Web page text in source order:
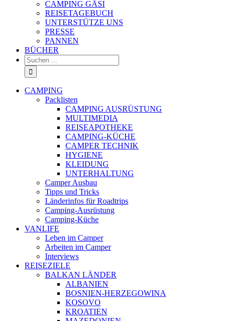
CAMPING GÄSI
REISETAGEBUCH
UNTERSTÜTZE UNS
PRESSE
PANNEN
BÜCHER
Suche
nach:
CAMPING
Packlisten
CAMPING AUSRÜSTUNG
MULTIMEDIA
REISEAPOTHEKE
CAMPING-KÜCHE
CAMPER TECHNIK
HYGIENE
KLEIDUNG
UNTERHALTUNG
Camper Ausbau
Tipps und Tricks
Länderinfos für Roadtrips
Camping-Ausrüstung
Camping-Küche
VANLIFE
Leben im Camper
Arbeiten im Camper
Interviews
REISEZIELE
BALKAN LÄNDER
ALBANIEN
BOSNIEN-HERZEGOWINA
KOSOVO
KROATIEN